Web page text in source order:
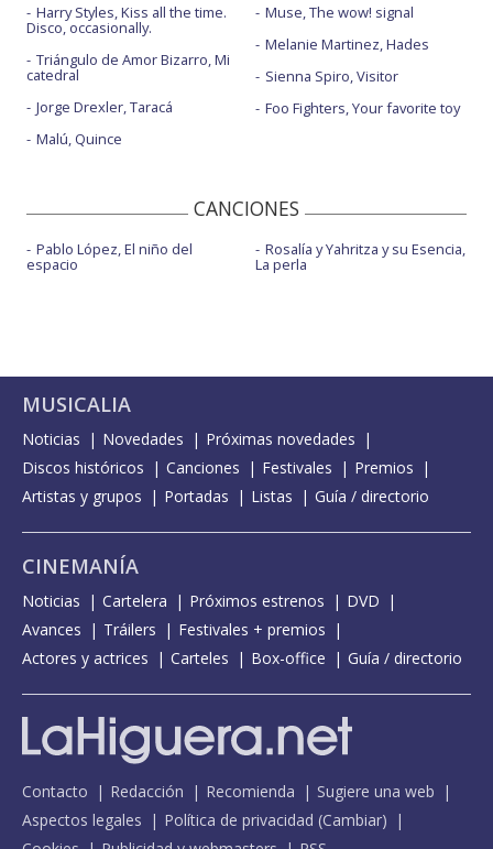
Harry Styles, Kiss all the time.
Disco, occasionally.
Triángulo de Amor Bizarro, Mi
catedral
Jorge Drexler, Taracá
Malú, Quince
Muse, The wow! signal
Melanie Martinez, Hades
Sienna Spiro, Visitor
Foo Fighters, Your favorite toy
CANCIONES
Pablo López, El niño del
espacio
Rosalía y Yahritza y su Esencia,
La perla
MUSICALIA
Noticias Novedades
Próximas novedades
Discos históricos
Canciones Festivales
Premios
Artistas y grupos
Portadas Listas Guía / directorio
CINEMANÍA
Noticias Cartelera Próximos estrenos
DVD
Avances
Tráilers
Festivales + premios
Actores y actrices
Carteles Box-office Guía / directorio
Contacto Redacción Recomienda
Sugiere una web
Aspectos legales
Política de privacidad (Cambiar)